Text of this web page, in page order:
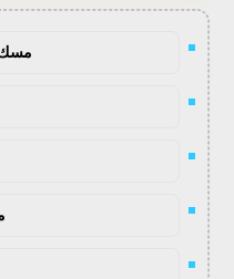
مسك